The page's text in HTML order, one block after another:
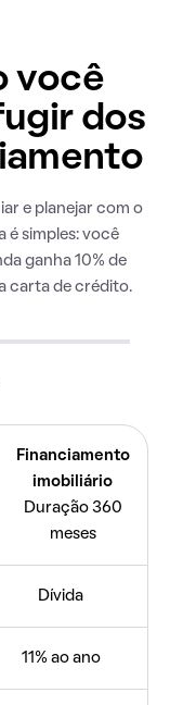
você
dos
e planejar com o
simples: você
ganha 10% de
carta de crédito.
Financiamento
imobiliário
Duração 360
meses
Dívida
11% ao ano